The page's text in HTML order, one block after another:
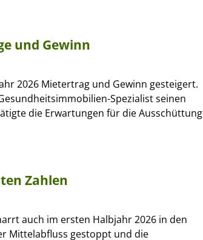
und Gewinn
2026 Mietertrag und Gewinn gesteigert.
Spezialist seinen
die Erwartungen für die Ausschüttung
Zahlen
auch im ersten Halbjahr 2026 in den
Mittelabfluss gestoppt und die